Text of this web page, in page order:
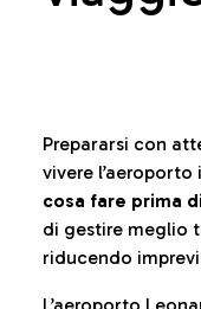
Prepararsi con
vivere
cosa fare prima
di gestire meglio
riducendo